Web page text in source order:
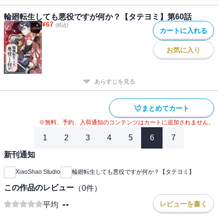
輪廻転生しても悪役ですが何か？【タテヨミ】第60話
¥67 (税込)
カートに入れる
お気に入り
あらすじを見る
まとめてカート
※無料、予約、入荷通知のコンテンツはカートに追加されません。
1 2 3 4 5 6 7
新刊通知
XiaoShao Studio 輪廻転生しても悪役ですが何か？【タテヨミ】
この作品のレビュー （0件）
平均 -- レビューを書く